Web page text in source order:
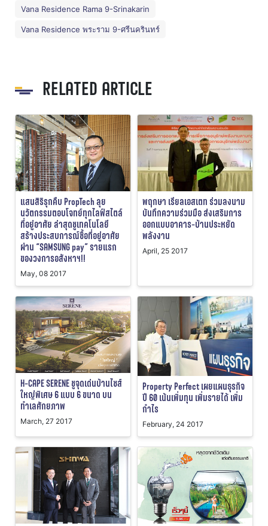
Vana Residence Rama 9-Srinakarin
Vana Residence พระราม 9-ศรีนครินทร์
RELATED ARTICLE
แสนสิริรุกคืบ PropTech ลุย
นวัตกรรมตอบโจทย์ทุกไลฟ์สไตล์
ที่อยู่อาศัย ล่าสุดชูเทคโนโลยี
สร้างประสบการณ์ซื้อที่อยู่อาศัย
ผ่าน “SAMSUNG pay” รายแรก
ของวงการอสังหาฯ!!
May, 08 2017
พฤกษา เรียลเอสเตท ร่วมลงนาม
บันทึกความร่วมมือ ส่งเสริมการ
ออกแบบอาคาร-บ้านประหยัด
พลังงาน
April, 25 2017
H-CAPE SERENE ชูจุดเด่นบ้านไซส์
ใหญ่พิเศษ 6 แบบ 6 ขนาด บน
ทำเลศักยภาพ
March, 27 2017
Property Perfect เผยแผนธุรกิจ
ปี 60 เน้นเพิ่มทุน เพิ่มรายได้ เพิ่ม
กำไร
February, 24 2017